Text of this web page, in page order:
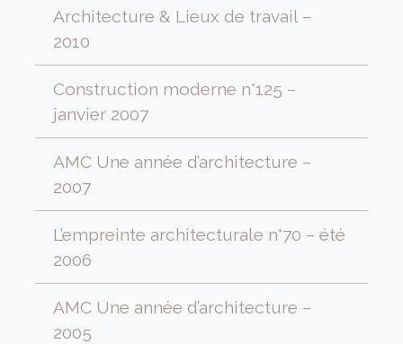
Architecture & Lieux de travail –
2010
Construction moderne n°125 –
janvier 2007
AMC Une année d’architecture –
2007
L’empreinte architecturale n°70 – été
2006
AMC Une année d’architecture –
2005